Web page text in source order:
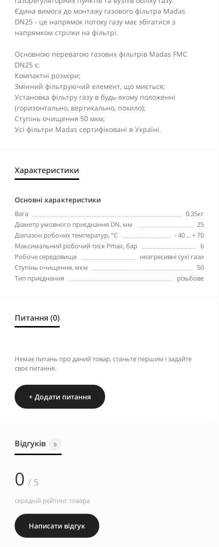
Єдина вимога до монтажу газового фільтра Madas
DN25 - це напрямок потоку газу має збігатися з
напрямком стрілки на фільтрі.
Основною перевагою газових фільтрів Madas FMC
DN25 є:
Компактні розміри;
Змінний фільтруючий елемент, що миється;
Установка фільтру газу в будь-якому положенні
(горизонтально, вертикально, похило);
Ступінь очищення 50 мкм;
Усі фільтри Madas сертифіковані в Україні.
Характеристики
Основні характеристики
Вага
0.35кг
Діаметр умовного приєднання DN, мм
25
Діапазон робочих температур, °С
- 40 ... + 70
Максимальний робочий тиск Pmax, бар
6
Робоче середовище
неагресивні сухі гази
Ступінь очищення, мкм
50
Тип приєднання
різьбове
Питання (0)
Немає питань про даний товар, станьте першим і задайте
своє питання.
+ Додати питання
Відгуків 0
0 / 5
середній рейтинг товара
Написати відгук